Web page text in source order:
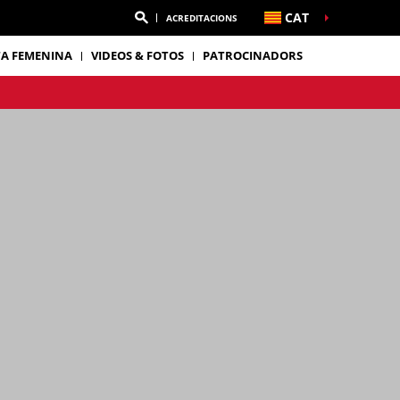
ACREDITACIONS CAT
FEMENINA VIDEOS & FOTOS PATROCINADORS